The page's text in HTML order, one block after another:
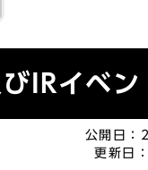
びIRイベン
公開日：
更新日：